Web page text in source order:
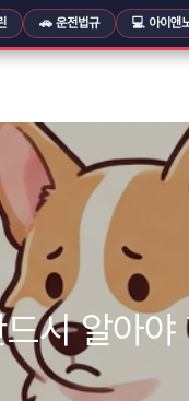
🚗 운전법규 💻 아이앤
시 알아